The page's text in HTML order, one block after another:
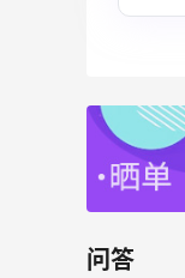
问答